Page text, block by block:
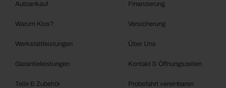
Autoankauf
Warum Klos?
Werkstattleistungen
Garantieleistungen
Teile & Zubehör
Finanzierung
Versicherung
Über Uns
Kontakt & Öffnungszeiten
Probefahrt vereinbaren